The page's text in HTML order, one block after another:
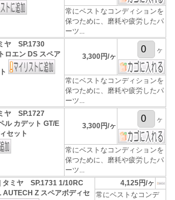
常にベストなコンディションを
保つために、磨耗や疲労したパ
ーツ...
ヤ SP.1730
ロエン DS スペア
3,300円/ヶ
ヶ
常にベストなコンディションを
保つために、磨耗や疲労したパ
ーツ...
ヤ SP.1727
ル カデット GT/E
セット
3,300円/ヶ
ヶ
常にベストなコンディションを
保つために、磨耗や疲労したパ
ーツ...
タミヤ SP.1731 1/10RC
AUTECH Z スペアボディセ
4,125円/ヶ
常にベストなコンデ